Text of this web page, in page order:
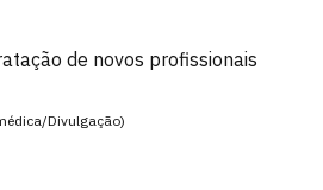
de novos profissionais
Divulgação)